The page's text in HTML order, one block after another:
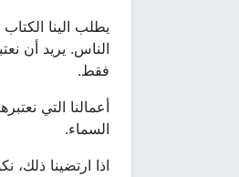
يطلب الينا
الناس. يريد أن
فقط.
أعمالنا التي
السماء.
اذا ارتضينا